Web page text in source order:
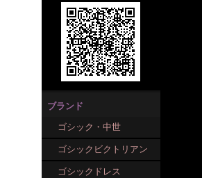
ブランド
ゴシック・中世
ゴシックビクトリアン
ゴシックドレス